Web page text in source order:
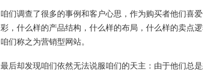
咱们调查了很多的事例和客户心思，作为购买者他们喜
彩，什么样的产品结构，什么样的布局，什么样的卖点
咱们称之为营销型网站。
最后却发现咱们依然无法说服咱们的天主：由于他们总